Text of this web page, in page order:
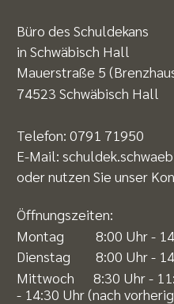
Büro des Schuldekans
in Schwäbisch Hall
Mauerstraße 5
74523 Schwäbisch Hall
Telefon: 0791 71950
E-Mail:
oder nutzen Sie unser
Öffnungszeiten:
Montag 8:00 Uhr -
Dienstag 8:00 Uhr -
Mittwoch 8:30 Uhr -
- 14:30 Uhr (nach